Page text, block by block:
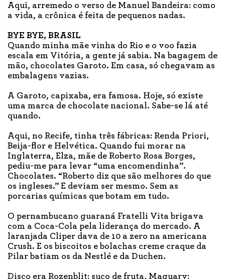
Aqui, arremedo o verso de Manuel Bandeira: como
a vida, a crônica é feita de pequenos nadas.
BYE BYE, BRASIL
Quando minha mãe vinha do Rio e o voo fazia
escala em Vitória, a gente já sabia. Na bagagem de
mão, chocolates Garoto. Em casa, só chegavam as
embalagens vazias.
A Garoto, capixaba, era famosa. Hoje, só existe
uma marca de chocolate nacional. Sabe-se lá até
quando.
Aqui, no Recife, tinha três fábricas: Renda Priori,
Beija-flor e Helvética. Quando fui morar na
Inglaterra, Elza, mãe de Roberto Rosa Borges,
pediu-me para levar “uma encomendinha”.
Chocolates. “Roberto diz que são melhores do que
os ingleses.” E deviam ser mesmo. Sem as
porcarias químicas que botam em tudo.
O pernambucano guaraná Fratelli Vita brigava
com a Coca-Cola pela liderança do mercado. A
laranjada Cliper dava de 10 a zero na americana
Crush. E os biscoitos e bolachas creme craque da
Pilar batiam os da Nestlé e da Duchen.
Disco era Rozenblit; suco de fruta, Maguary;